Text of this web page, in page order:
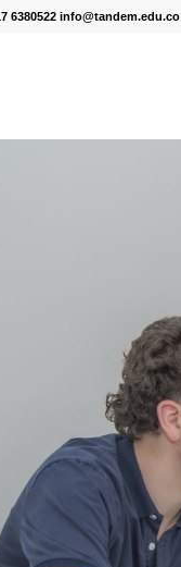
6380522 info@tandem.edu.co